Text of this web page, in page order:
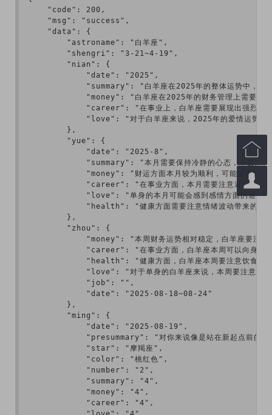
    "code": 200,
    "msg": "success",
    "data": {
        "astroname": "白羊座",
        "shengri": "3-21~4-19",
        "nian": {
            "date": "2025",
"summary": "白羊座在2025年的整体运势中，虽然会
"money": "白羊座在2025年的财务管理上需要更加谨
"career": "在事业上，白羊座需要展现出强烈的计
"love": "对于白羊座来说，2025年的爱情运势充满
        },
        "yue": {
            "date": "2025-8",
"summary": "本月需要保持冷静的心态，不要冲动行
"money": "财运方面本月较为顺利，可能会有财务
"career": "在事业方面，本月需要注意避免冲动的
"love": "单身的本月可能会感到感情方面的迷茫，
"health": "健康方面需要注意情绪波动带来的影响
        },
        "zhou": {
"money": "本周财务运势相对稳定，白羊座要注意理
"career": "在事业方面，白羊座本周可以向身边成
"health": "健康方面，白羊座本周要注意饮食均衡
"love": "对于单身的白羊座来说，本周要注意保持
            "job": "",
            "date": "2025-08-18~08-24"
        },
        "ming": {
            "date": "2025-08-19",
"presummary": "对你来说像是站在新起点前的缓冲带
            "star": "摩羯座",
            "color": "桃红色",
            "number": "2",
            "summary": "4",
            "money": "4",
            "career": "4",

